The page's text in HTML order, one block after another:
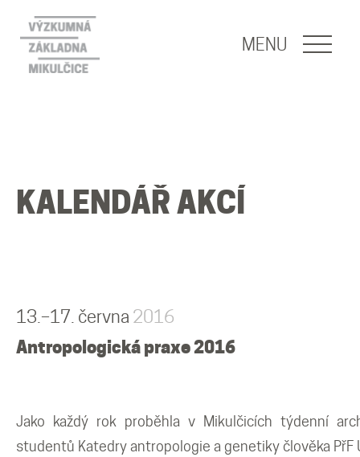
NAVIGACE
Ostatní monografie
MENU
KALENDÁŘ AKCÍ
13.–17. června 2016
Antropologická praxe 2016
Jako každý rok proběhla v Mikulčicích týdenní
studentů Katedry antropologie a genetiky člověka PřF